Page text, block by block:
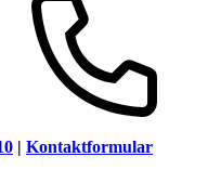
| Kontaktformular